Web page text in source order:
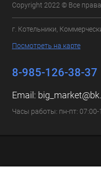
Copyright 2022 © Все
г. Котельники,
Посмотреть на карте
8-985-126-38-37
Email:
Часы работы: пн-пт: 07:00-